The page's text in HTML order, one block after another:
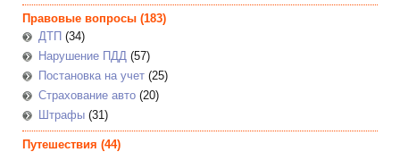
Правовые вопросы (183)
ДТП (34)
Нарушение ПДД (57)
Постановка на учет (25)
Страхование авто (20)
Штрафы (31)
Путешествия (44)